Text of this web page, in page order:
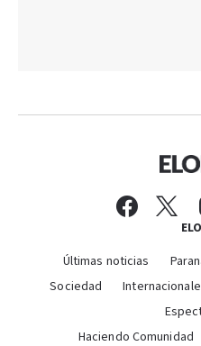
Últimas noticias
Sociedad
Haciendo Comunidad